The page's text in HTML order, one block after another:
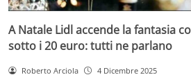
A Natale Lidl accende la fantasia
sotto i 20 euro: tutti ne parlano
Roberto Arciola 4 Dicembre 2025